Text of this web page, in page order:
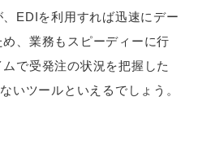
EDIを利用すれば迅速にデー
、業務もスピーディーに行
で受発注の状況を把握した
いツールといえるでしょう。